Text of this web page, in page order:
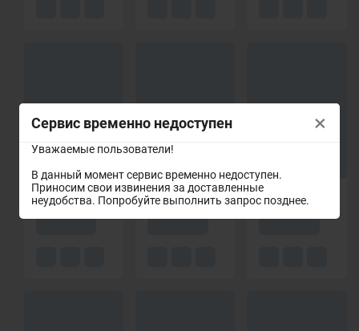
Сервис временно недоступен
Уважаемые пользователи!
В данный момент сервис временно недоступен.
Приносим свои извинения за доставленные
неудобства. Попробуйте выполнить запрос позднее.
×